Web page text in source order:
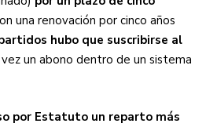
una renovación por cinco años
hubo que suscribirse al
un abono dentro de un sistema
por Estatuto un reparto más